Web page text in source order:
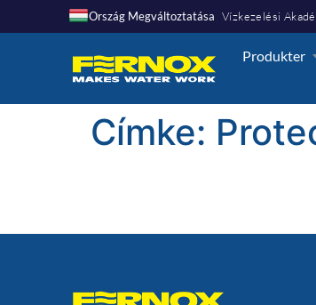
Ország Megváltoztatása Vízkezelési
Produkter
Címke: